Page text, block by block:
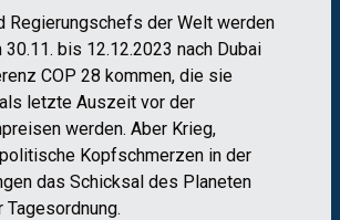
Regierungschefs der Welt werden
bis 12.12.2023 nach Dubai
COP 28 kommen, die sie
letzte Auszeit vor der
werden. Aber Krieg,
Kopfschmerzen in der
das Schicksal des Planeten